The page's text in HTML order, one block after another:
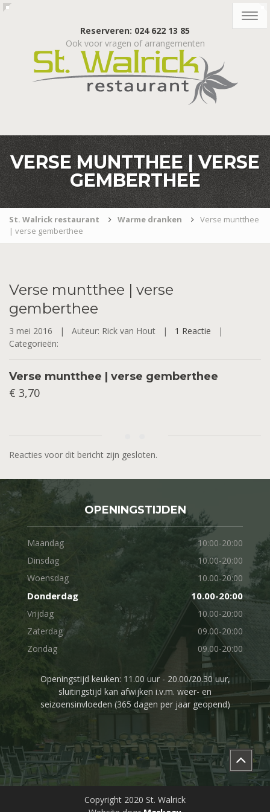
Reserveren: 024 622 13 85
Ook voor vragen of arrangementen
VERSE MUNTTHEE | VERSE
GEMBERTHEE
St. Walrick restaurant Warme dranken
Verse muntthee
| verse gemberthee
Verse muntthee | verse
gemberthee
3 mei 2016 | Auteur: Rick van Hout | 1 Reactie |
Categorieën:
Verse muntthee | verse gemberthee
€ 3,70
Reacties voor dit bericht zijn gesloten.
OPENINGSTIJDEN
Maandag
10:00-20:00
Dinsdag
10.00-20:00
Woensdag
10.00-20:00
Donderdag 10.00-20:00
Vrijdag
10.00-20:00
Zaterdag
09.00-20:00
Zondag
09.00-20:00
Openingstijd keuken: 11.00 uur - 20.00/20.30 uur,
sluitingstijd kan afwijken i.v.m. weer- en
seizoensinvloeden (365 dagen per jaar geopend)
Copyright 2020 St. Walrick